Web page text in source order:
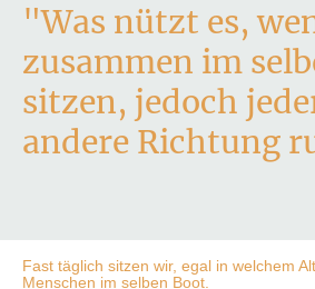
"Was nützt es,
zusammen im
sitzen, jedoch
andere Richtung
Fast täglich sitzen wir, egal in welchem
Menschen im selben Boot.